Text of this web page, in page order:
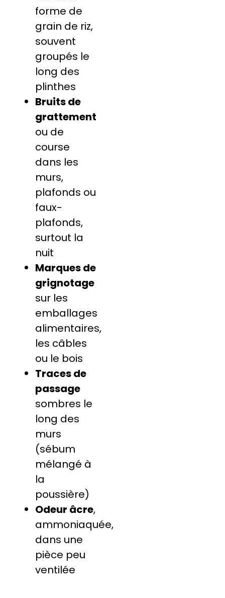
forme de
grain de riz,
souvent
groupés le
long des
plinthes
Bruits de
grattement
ou de
course
dans les
murs,
plafonds ou
faux-
plafonds,
surtout la
nuit
Marques de
grignotage
sur les
emballages
alimentaires,
les câbles
ou le bois
Traces de
passage
sombres le
long des
murs
(sébum
mélangé à
la
poussière)
Odeur âcre,
ammoniaquée,
dans une
pièce peu
ventilée